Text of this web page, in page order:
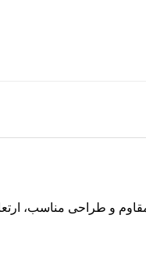
موتور در خودروی 530 است. این قطعه با جنس مقاوم و